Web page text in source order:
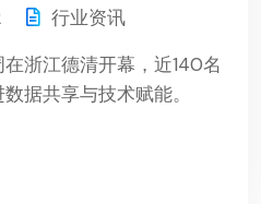
行业资讯
浙江德清开幕，近140名
据共享与技术赋能。